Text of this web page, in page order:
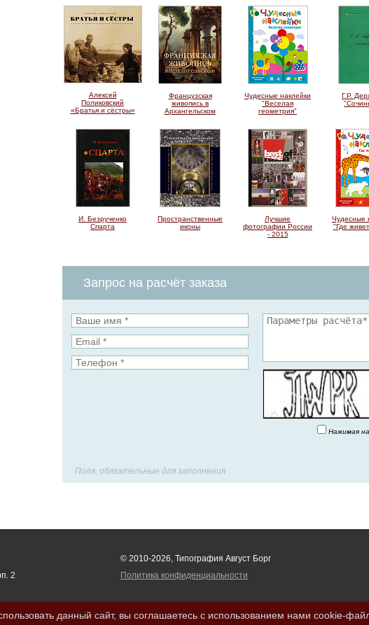
Алексей
Поликовский
«Братья и сёстры»
Французская
живопись в
Архангельском
Чудесные наклейки
"Веселая
геометрия"
Г.Р.
И. Безрученко
Спарта
Пространственные
иконы
Лучшие
фотографии России
- 2015
Чудесные
"Где
Запрос на расчёт заказа
Нажимая на
Поля, обязательные для заполнения
2
© 2010-2026, Типография Август Борг
Политика конфиденциальности
данный сайт, вы соглашаетесь с использованием нами cookie-